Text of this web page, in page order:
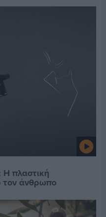
πλαστική
τον άνθρωπο